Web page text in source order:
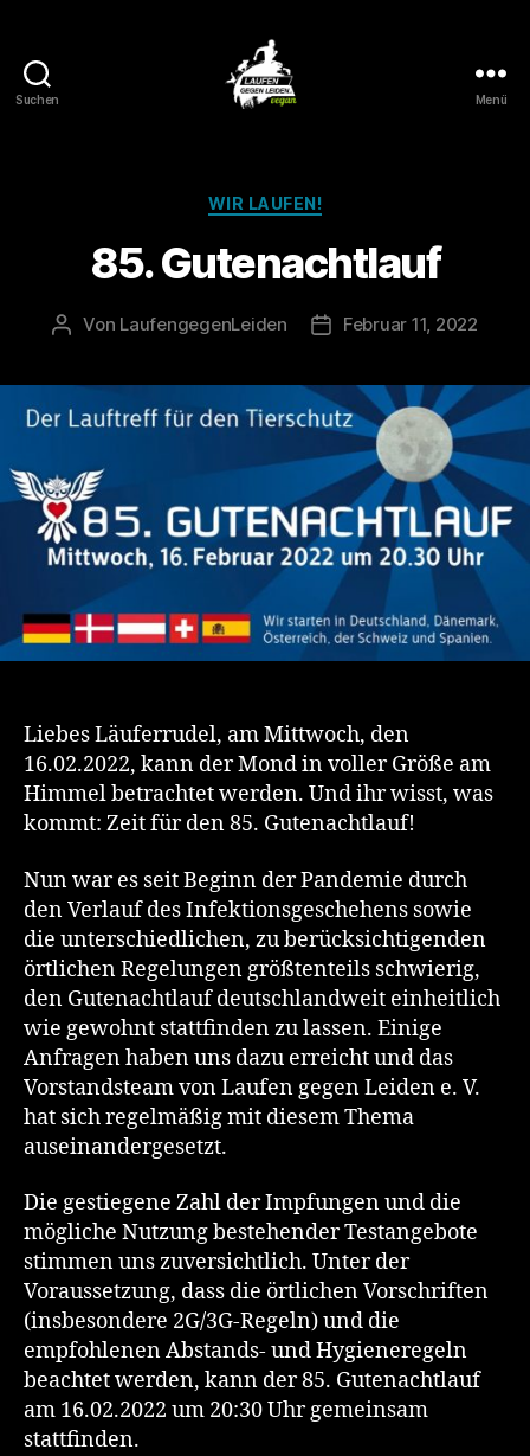
Suchen Menü
Kategorien
WIR LAUFEN!
85. Gutenachtlauf
Beitragsautor
Von LaufengegenLeiden Veröffentlichungsdatum
Februar 11, 2022
Liebes Läuferrudel, am Mittwoch, den
16.02.2022, kann der Mond in voller Größe am
Himmel betrachtet werden. Und ihr wisst, was
kommt: Zeit für den 85. Gutenachtlauf!
Nun war es seit Beginn der Pandemie durch
den Verlauf des Infektionsgeschehens sowie
die unterschiedlichen, zu berücksichtigenden
örtlichen Regelungen größtenteils schwierig,
den Gutenachtlauf deutschlandweit einheitlich
wie gewohnt stattfinden zu lassen. Einige
Anfragen haben uns dazu erreicht und das
Vorstandsteam von Laufen gegen Leiden e. V.
hat sich regelmäßig mit diesem Thema
auseinandergesetzt.
Die gestiegene Zahl der Impfungen und die
mögliche Nutzung bestehender Testangebote
stimmen uns zuversichtlich. Unter der
Voraussetzung, dass die örtlichen Vorschriften
(insbesondere 2G/3G-Regeln) und die
empfohlenen Abstands- und Hygieneregeln
beachtet werden, kann der 85. Gutenachtlauf
am 16.02.2022 um 20:30 Uhr gemeinsam
stattfinden.